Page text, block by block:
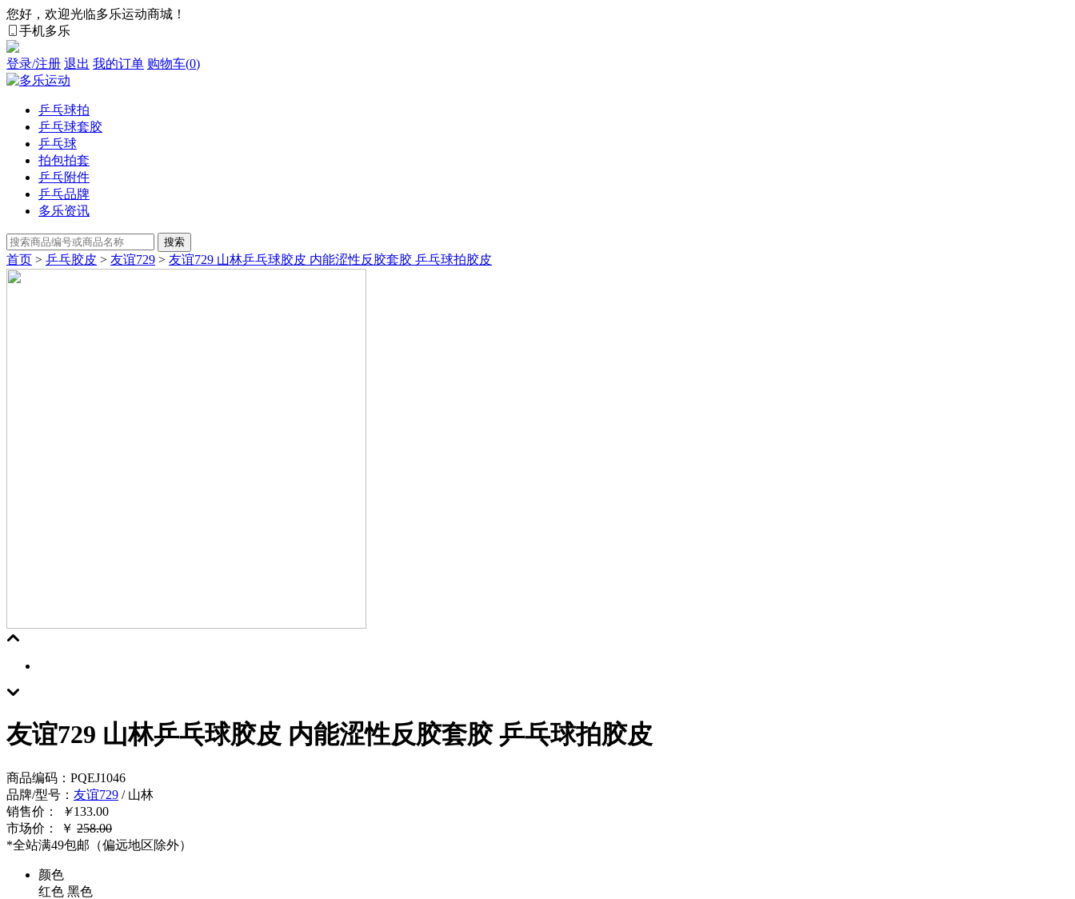
您好，欢迎光临多乐运动商城！
手机多乐
登录/注册 退出 我的订单 购物车(0)
乒乓球拍
乒乓球套胶
乒乓球
拍包拍套
乒乓附件
乒乓品牌
多乐资讯
首页 > 乒乓胶皮 > 友谊729 > 友谊729 山林乒乓球胶皮 内能涩性反胶套胶 乒乓球拍胶皮
友谊729 山林乒乓球胶皮 内能涩性反胶套胶 乒乓球拍胶皮
商品编码 ： PQEJ1046
品牌/型号 ： 友谊729 / 山林
销售价：
￥133.00
市场价：
￥ 258.00
*全站满49包邮（偏远地区除外）
颜色
红色 黑色